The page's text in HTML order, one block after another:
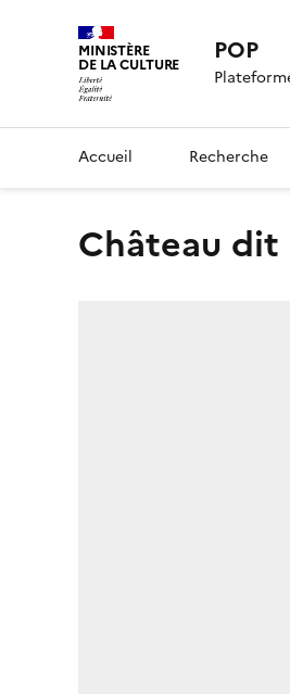
MINISTÈRE
DE LA CULTURE POP
Accueil Recherche
château